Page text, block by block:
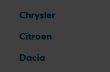
Chrysler
Citroen
Dacia